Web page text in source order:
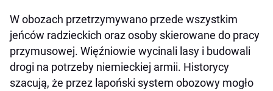
W obozach przetrzymywano przede wszystkim
jeńców radzieckich oraz osoby skierowane do pracy
przymusowej. Więźniowie wycinali lasy i budowali
drogi na potrzeby niemieckiej armii. Historycy
szacują, że przez lapoński system obozowy mogło